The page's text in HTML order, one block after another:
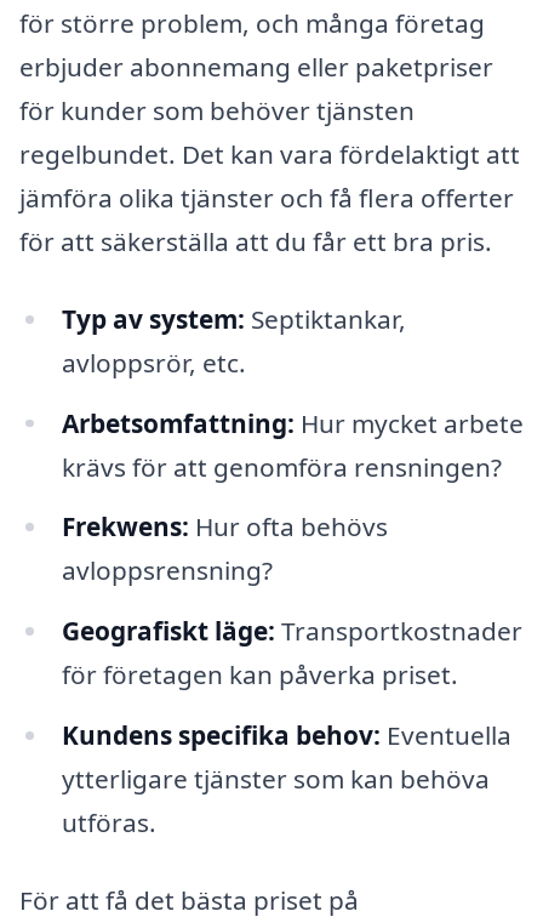
för större problem, och många företag
erbjuder abonnemang eller paketpriser
för kunder som behöver tjänsten
regelbundet. Det kan vara fördelaktigt att
jämföra olika tjänster och få flera offerter
för att säkerställa att du får ett bra pris.
Typ av system: Septiktankar,
avloppsrör, etc.
Arbetsomfattning: Hur mycket arbete
krävs för att genomföra rensningen?
Frekwens: Hur ofta behövs
avloppsrensning?
Geografiskt läge: Transportkostnader
för företagen kan påverka priset.
Kundens specifika behov: Eventuella
ytterligare tjänster som kan behöva
utföras.
För att få det bästa priset på